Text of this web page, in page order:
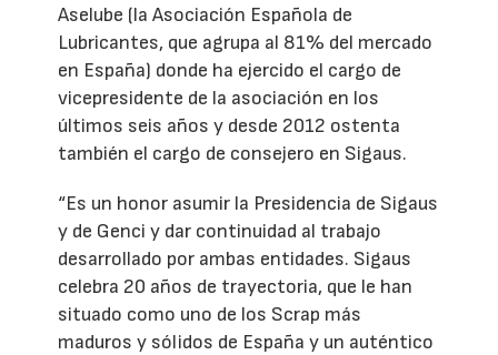
Aselube (la Asociación Española de
Lubricantes, que agrupa al 81% del mercado
en España) donde ha ejercido el cargo de
vicepresidente de la asociación en los
últimos seis años y desde 2012 ostenta
también el cargo de consejero en Sigaus.
“Es un honor asumir la Presidencia de Sigaus
y de Genci y dar continuidad al trabajo
desarrollado por ambas entidades. Sigaus
celebra 20 años de trayectoria, que le han
situado como uno de los Scrap más
maduros y sólidos de España y un auténtico